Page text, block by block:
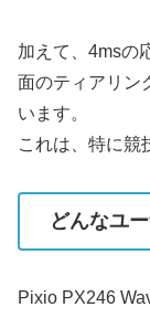
加えて、4msの
面のティアリン
います。
これは、特に競
どんなユ
Pixio PX246